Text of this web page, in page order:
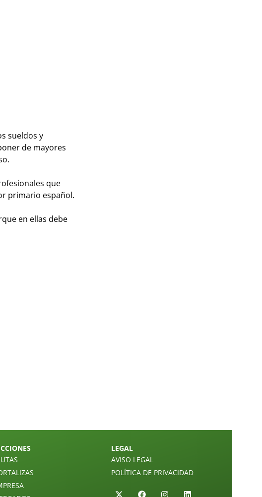
sueldos y
de mayores
que
primario español.
en ellas debe
LEGAL
AVISO LEGAL
POLÍTICA DE PRIVACIDAD